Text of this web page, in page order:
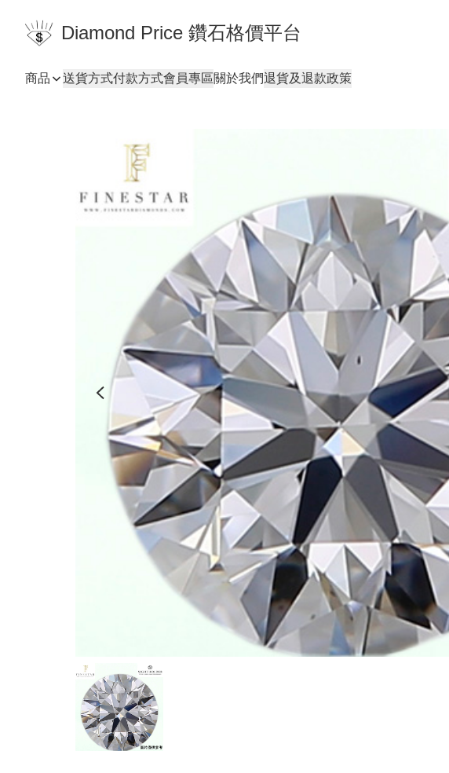
Diamond Price 鑽石格價平台
商品 送貨方式付款方式會員專區關於我們退貨及退款政策